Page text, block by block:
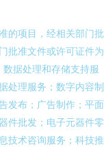
的项目，经相关部门批
批准文件或许可证件为
据处理和存储支持服
处理服务；数字内容制
发布；广告制作；平面
件批发；电子元器件零
技术咨询服务；科技推